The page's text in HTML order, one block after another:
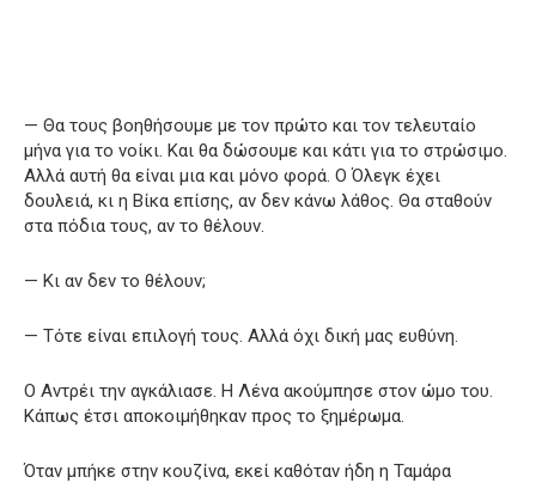
— Θα τους βοηθήσουμε με τον πρώτο και τον τελευταίο
μήνα για το νοίκι. Και θα δώσουμε και κάτι για το στρώσιμο.
Αλλά αυτή θα είναι μια και μόνο φορά. Ο Όλεγκ έχει
δουλειά, κι η Βίκα επίσης, αν δεν κάνω λάθος. Θα σταθούν
στα πόδια τους, αν το θέλουν.
— Κι αν δεν το θέλουν;
— Τότε είναι επιλογή τους. Αλλά όχι δική μας ευθύνη.
Ο Αντρέι την αγκάλιασε. Η Λένα ακούμπησε στον ώμο του.
Κάπως έτσι αποκοιμήθηκαν προς το ξημέρωμα.
Όταν μπήκε στην κουζίνα, εκεί καθόταν ήδη η Ταμάρα